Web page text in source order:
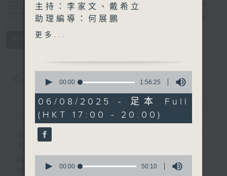
所有集數
自由風自由
PHONE
您喜歡這個節目嗎?
簡介 GIST
主持人：陸宇光、陳燕萍、梁家永、李家文、
製作：香港電台公共事務組
主持：李家文、戴希立
助理編導：何展鵬
高級編導：李以莊
更多...
seconds
1
hour,
56
minutes,
25
seconds
00:00 1:56:25
06/08/2025 - 足本 Full
(HKT 17:00 - 20:00)
seconds
00:00 50:10